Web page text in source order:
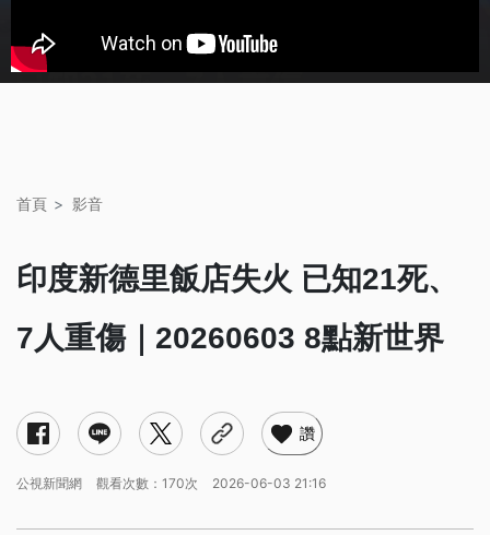
首頁 影音
印度新德里飯店失火 已知21死、
7人重傷｜20260603 8點新世界
讚
公視新聞網 觀看次數：170次 2026-06-03 21:16